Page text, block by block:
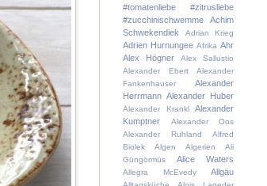
#tomatenliebe
#zitrusliebe
#zucchinischwemme
Achim
Schwekendiek
Adrian Krieg
Adrien Hurnungee Afrika Ahr
Alex Högner
Alex Sallustio
Alexander Ebert
Alexander
Fankenhauser
Alexander
Herrmann Alexander Huber
Alexander Krankl
Alexander
Kumptner
Alexander Oos
Alexander Ruhland
Alfred
Biolek
Algen Algerien
Ali
Güngörmüs
Alice Waters
Allegra McEvedy Allgäu